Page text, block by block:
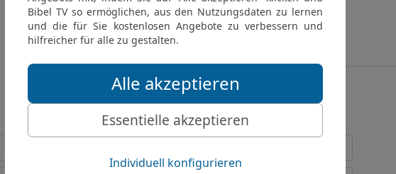
© 2000 Genfer Bibelgesellschaft
Möchtest du uns Feedback geben?
Bewertung der Bibelthek